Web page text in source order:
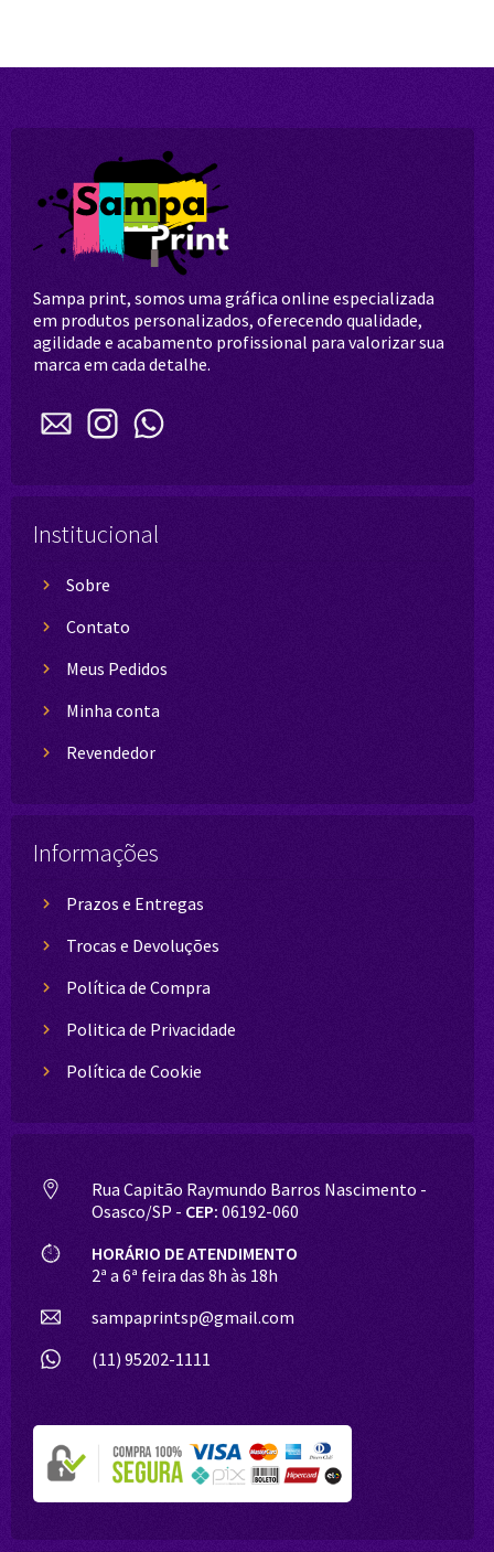
Sampa print, somos uma gráfica online especializada
em produtos personalizados, oferecendo qualidade,
agilidade e acabamento profissional para valorizar sua
marca em cada detalhe.
Institucional
Sobre
Contato
Meus Pedidos
Minha conta
Revendedor
Informações
Prazos e Entregas
Trocas e Devoluções
Política de Compra
Politica de Privacidade
Política de Cookie
Rua Capitão Raymundo Barros Nascimento -
Osasco/SP - CEP:06192-060
HORÁRIO DE ATENDIMENTO
2ª a 6ª feira das 8h às 18h
sampaprintsp@gmail.com
(11) 95202-1111